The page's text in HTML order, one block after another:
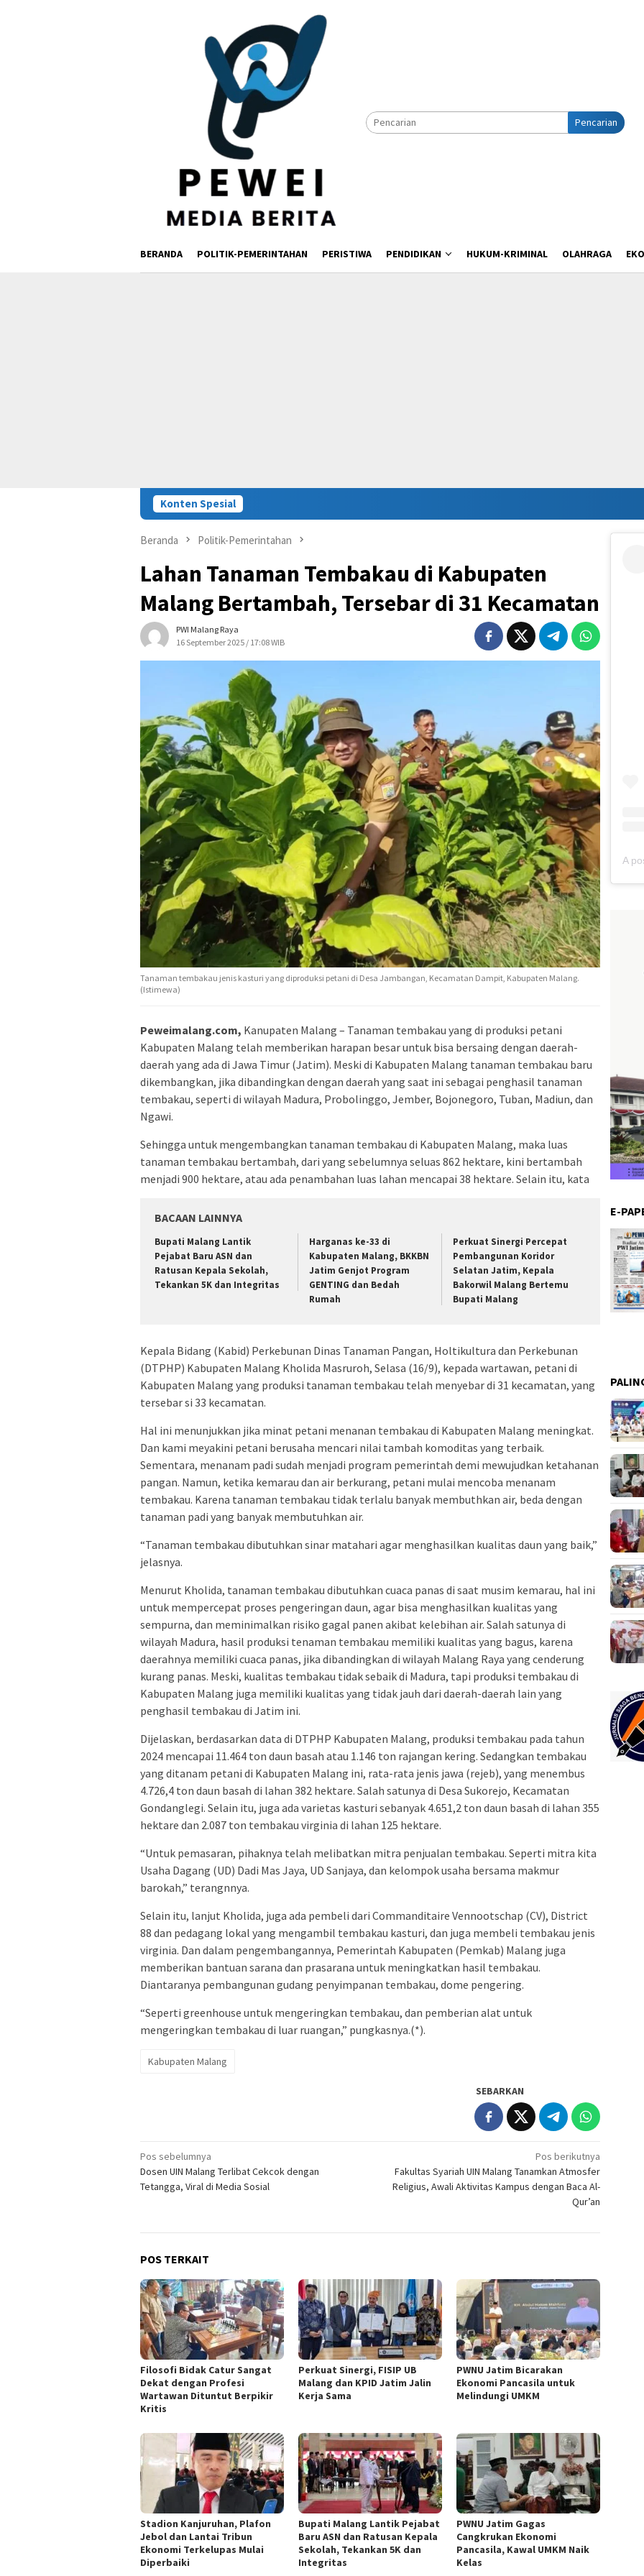
Pencarian
BERANDA POLITIK-PEMERINTAHAN PERISTIWA PENDIDIKAN HUKUM-KRIMINAL OLAHRAGA
Konten Spesial
Beranda Politik-Pemerintahan
Lahan Tanaman Tembakau di Kabupaten
Malang Bertambah, Tersebar di 31 Kecamatan
PWI Malang Raya
16 September 2025 / 17:08 WIB
Tanaman tembakau jenis kasturi yang diproduksi petani di Desa Jambangan, Kecamatan Dampit, Kabupaten Malang.
(Istimewa)
Peweimalang.com, Kanupaten Malang – Tanaman tembakau yang di produksi petani
Kabupaten Malang telah memberikan harapan besar untuk bisa bersaing dengan daerah-
daerah yang ada di Jawa Timur (Jatim). Meski di Kabupaten Malang tanaman tembakau baru
dikembangkan, jika dibandingkan dengan daerah yang saat ini sebagai penghasil tanaman
tembakau, seperti di wilayah Madura, Probolinggo, Jember, Bojonegoro, Tuban, Madiun, dan
Ngawi.
Sehingga untuk mengembangkan tanaman tembakau di Kabupaten Malang, maka luas
tanaman tembakau bertambah, dari yang sebelumnya seluas 862 hektare, kini bertambah
menjadi 900 hektare, atau ada penambahan luas lahan mencapai 38 hektare. Selain itu, kata
BACAAN LAINNYA
Bupati Malang Lantik
Pejabat Baru ASN dan
Ratusan Kepala Sekolah,
Tekankan 5K dan Integritas
Harganas ke-33 di
Kabupaten Malang, BKKBN
Jatim Genjot Program
GENTING dan Bedah
Rumah
Perkuat Sinergi Percepat
Pembangunan Koridor
Selatan Jatim, Kepala
Bakorwil Malang Bertemu
Bupati Malang
Kepala Bidang (Kabid) Perkebunan Dinas Tanaman Pangan, Holtikultura dan Perkebunan
(DTPHP) Kabupaten Malang Kholida Masruroh, Selasa (16/9), kepada wartawan, petani di
Kabupaten Malang yang produksi tanaman tembakau telah menyebar di 31 kecamatan, yang
tersebar si 33 kecamatan.
Hal ini menunjukkan jika minat petani menanan tembakau di Kabupaten Malang meningkat.
Dan kami meyakini petani berusaha mencari nilai tambah komoditas yang terbaik.
Sementara, menanam padi sudah menjadi program pemerintah demi mewujudkan ketahanan
pangan. Namun, ketika kemarau dan air berkurang, petani mulai mencoba menanam
tembakau. Karena tanaman tembakau tidak terlalu banyak membuthkan air, beda dengan
tanaman padi yang banyak membutuhkan air.
“Tanaman tembakau dibutuhkan sinar matahari agar menghasilkan kualitas daun yang baik,”
jelasnya.
Menurut Kholida, tanaman tembakau dibutuhkan cuaca panas di saat musim kemarau, hal ini
untuk mempercepat proses pengeringan daun, agar bisa menghasilkan kualitas yang
sempurna, dan meminimalkan risiko gagal panen akibat kelebihan air. Salah satunya di
wilayah Madura, hasil produksi tenaman tembakau memiliki kualitas yang bagus, karena
daerahnya memiliki cuaca panas, jika dibandingkan di wilayah Malang Raya yang cenderung
kurang panas. Meski, kualitas tembakau tidak sebaik di Madura, tapi produksi tembakau di
Kabupaten Malang juga memiliki kualitas yang tidak jauh dari daerah-daerah lain yang
penghasil tembakau di Jatim ini.
Dijelaskan, berdasarkan data di DTPHP Kabupaten Malang, produksi tembakau pada tahun
2024 mencapai 11.464 ton daun basah atau 1.146 ton rajangan kering. Sedangkan tembakau
yang ditanam petani di Kabupaten Malang ini, rata-rata jenis jawa (rejeb), yang menembus
4.726,4 ton daun basah di lahan 382 hektare. Salah satunya di Desa Sukorejo, Kecamatan
Gondanglegi. Selain itu, juga ada varietas kasturi sebanyak 4.651,2 ton daun basah di lahan 355
hektare dan 2.087 ton tembakau virginia di lahan 125 hektare.
“Untuk pemasaran, pihaknya telah melibatkan mitra penjualan tembakau. Seperti mitra kita
Usaha Dagang (UD) Dadi Mas Jaya, UD Sanjaya, dan kelompok usaha bersama makmur
barokah,” terangnnya.
Selain itu, lanjut Kholida, juga ada pembeli dari Commanditaire Vennootschap (CV), District
88 dan pedagang lokal yang mengambil tembakau kasturi, dan juga membeli tembakau jenis
virginia. Dan dalam pengembangannya, Pemerintah Kabupaten (Pemkab) Malang juga
memberikan bantuan sarana dan prasarana untuk meningkatkan hasil tembakau.
Diantaranya pembangunan gudang penyimpanan tembakau, dome pengering.
“Seperti greenhouse untuk mengeringkan tembakau, dan pemberian alat untuk
mengeringkan tembakau di luar ruangan,” pungkasnya.(*).
Kabupaten Malang
SEBARKAN
Navigasi
pos
Pos sebelumnya
Dosen UIN Malang Terlibat Cekcok dengan
Tetangga, Viral di Media Sosial
Pos berikutnya
Fakultas Syariah UIN Malang Tanamkan Atmosfer
Religius, Awali Aktivitas Kampus dengan Baca Al-
Qur’an
POS TERKAIT
Filosofi Bidak Catur Sangat
Dekat dengan Profesi
Wartawan Dituntut Berpikir
Kritis
Perkuat Sinergi, FISIP UB
Malang dan KPID Jatim Jalin
Kerja Sama
PWNU Jatim Bicarakan
Ekonomi Pancasila untuk
Melindungi UMKM
Stadion Kanjuruhan, Plafon
Jebol dan Lantai Tribun
Ekonomi Terkelupas Mulai
Diperbaiki
Bupati Malang Lantik Pejabat
Baru ASN dan Ratusan Kepala
Sekolah, Tekankan 5K dan
Integritas
PWNU Jatim Gagas
Cangkrukan Ekonomi
Pancasila, Kawal UMKM Naik
Kelas
E-